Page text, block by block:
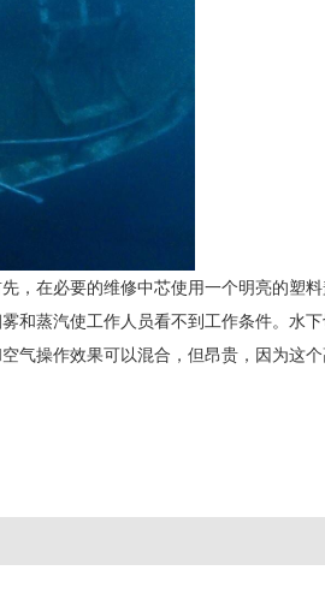
，在必要的维修中芯使用一个明亮的
和蒸汽使工作人员看不到工作条件。水下
操作效果可以混合，但昂贵，因为这